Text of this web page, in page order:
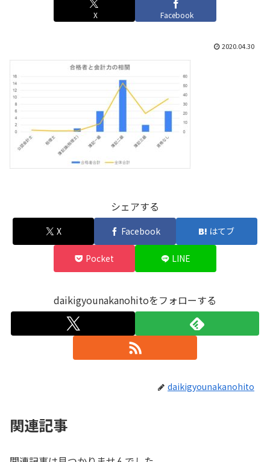
X Facebook
2020.04.30
シェアする
X Facebook はてブ
Pocket LINE
daikigyounakanohitoをフォローする
daikigyounakanohito
関連記事